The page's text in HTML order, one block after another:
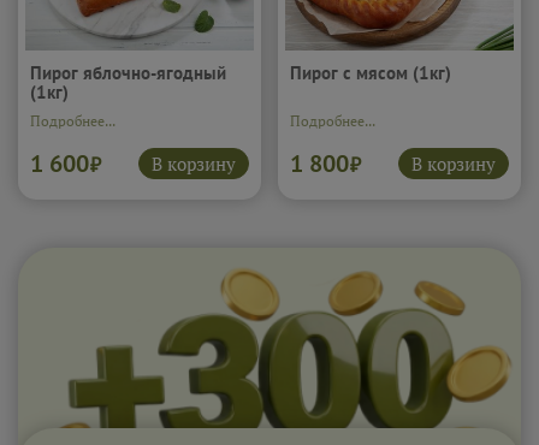
Пирог яблочно-ягодный
(1кг)
Подробнее...
1 600₽ В корзину
Пирог с мясом (1кг)
Подробнее...
1 800₽ В корзину